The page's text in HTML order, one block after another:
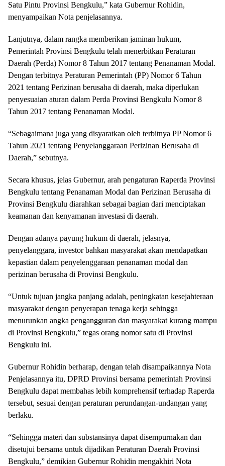
Satu Pintu Provinsi Bengkulu,” kata Gubernur Rohidin,
menyampaikan Nota penjelasannya.
Lanjutnya, dalam rangka memberikan jaminan hukum,
Pemerintah Provinsi Bengkulu telah menerbitkan Peraturan
Daerah (Perda) Nomor 8 Tahun 2017 tentang Penanaman Modal.
Dengan terbitnya Peraturan Pemerintah (PP) Nomor 6 Tahun
2021 tentang Perizinan berusaha di daerah, maka diperlukan
penyesuaian aturan dalam Perda Provinsi Bengkulu Nomor 8
Tahun 2017 tentang Penanaman Modal.
“Sebagaimana juga yang disyaratkan oleh terbitnya PP Nomor 6
Tahun 2021 tentang Penyelanggaraan Perizinan Berusaha di
Daerah,” sebutnya.
Secara khusus, jelas Gubernur, arah pengaturan Raperda Provinsi
Bengkulu tentang Penanaman Modal dan Perizinan Berusaha di
Provinsi Bengkulu diarahkan sebagai bagian dari menciptakan
keamanan dan kenyamanan investasi di daerah.
Dengan adanya payung hukum di daerah, jelasnya,
penyelanggara, investor bahkan masyarakat akan mendapatkan
kepastian dalam penyelenggaraan penanaman modal dan
perizinan berusaha di Provinsi Bengkulu.
“Untuk tujuan jangka panjang adalah, peningkatan kesejahteraan
masyarakat dengan penyerapan tenaga kerja sehingga
menurunkan angka pengangguran dan masyarakat kurang mampu
di Provinsi Bengkulu,” tegas orang nomor satu di Provinsi
Bengkulu ini.
Gubernur Rohidin berharap, dengan telah disampaikannya Nota
Penjelasannya itu, DPRD Provinsi bersama pemerintah Provinsi
Bengkulu dapat membahas lebih komprehensif terhadap Raperda
tersebut, sesuai dengan peraturan perundangan-undangan yang
berlaku.
“Sehingga materi dan substansinya dapat disempurnakan dan
disetujui bersama untuk dijadikan Peraturan Daerah Provinsi
Bengkulu,” demikian Gubernur Rohidin mengakhiri Nota